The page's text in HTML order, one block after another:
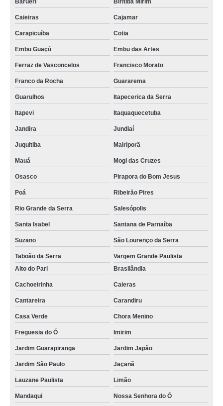
Barueri Biritiba Mirim
Caieiras Cajamar
Carapicuíba Cotia
Embu Guaçú Embu das Artes
Ferraz de Vasconcelos Francisco Morato
Franco da Rocha Guararema
Guarulhos Itapecerica da Serra
Itapevi Itaquaquecetuba
Jandira Jundiaí
Juquitiba Mairiporã
Mauá Mogi das Cruzes
Osasco Pirapora do Bom Jesus
Poá Ribeirão Pires
Rio Grande da Serra Salesópolis
Santa Isabel Santana de Parnaíba
Suzano São Lourenço da Serra
Taboão da Serra
Vargem Grande Paulista
Alto do Pari
Brasilândia
Cachoeirinha Caieras
Cantareira Carandiru
Casa Verde Chora Menino
Freguesia do Ó Imirim
Jardim Guarapiranga Jardim Japão
Jardim São Paulo Jaçanã
Lauzane Paulista Limão
Mandaqui Nossa Senhora do Ó